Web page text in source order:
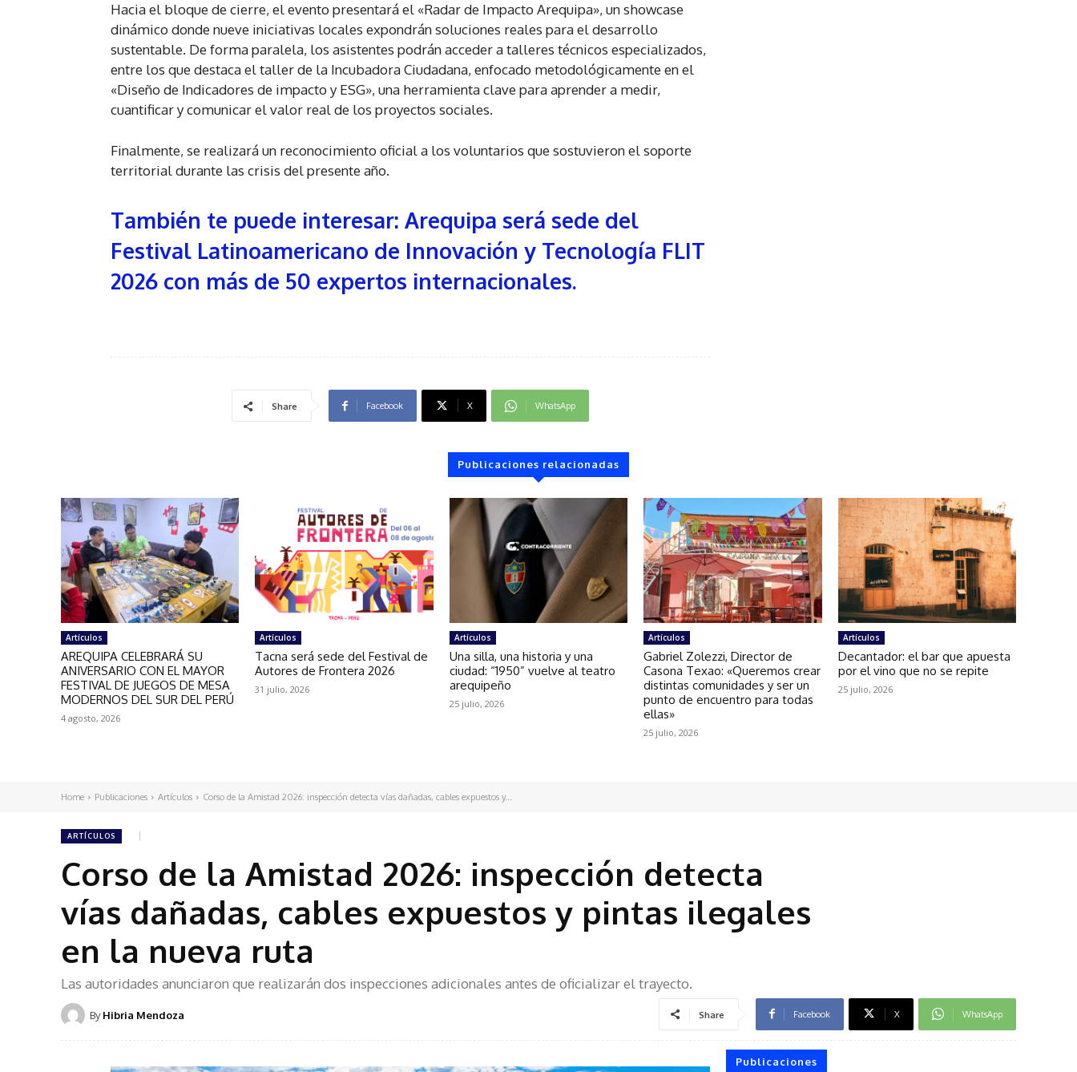
Hacia el bloque de cierre, el evento presentará el «Radar de Impacto Arequipa», un showcase
dinámico donde nueve iniciativas locales expondrán soluciones reales para el desarrollo
sustentable. De forma paralela, los asistentes podrán acceder a talleres técnicos especializados,
entre los que destaca el taller de la Incubadora Ciudadana, enfocado metodológicamente en el
«Diseño de Indicadores de impacto y ESG», una herramienta clave para aprender a medir,
cuantificar y comunicar el valor real de los proyectos sociales.
Finalmente, se realizará un reconocimiento oficial a los voluntarios que sostuvieron el soporte
territorial durante las crisis del presente año.
También te puede interesar: Arequipa será sede del
Festival Latinoamericano de Innovación y Tecnología FLIT
2026 con más de 50 expertos internacionales.
Share Facebook X WhatsApp
Publicaciones relacionadas
Artículos
AREQUIPA CELEBRARÁ SU
ANIVERSARIO CON EL MAYOR
FESTIVAL DE JUEGOS DE MESA
MODERNOS DEL SUR DEL PERÚ
4 agosto, 2026
Artículos
Tacna será sede del Festival de
Autores de Frontera 2026
31 julio, 2026
Artículos
Una silla, una historia y una
ciudad: “1950” vuelve al teatro
arequipeño
25 julio, 2026
Artículos
Gabriel Zolezzi, Director de
Casona Texao: «Queremos crear
distintas comunidades y ser un
punto de encuentro para todas
ellas»
25 julio, 2026
Artículos
Decantador: el bar que apuesta
por el vino que no se repite
25 julio, 2026